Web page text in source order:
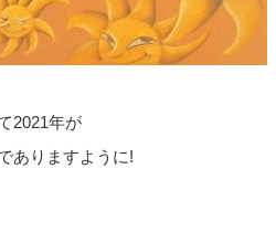
2021年が
ありますように!